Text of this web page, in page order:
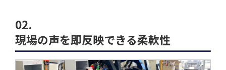
02.
現場の声を即反映できる柔軟性